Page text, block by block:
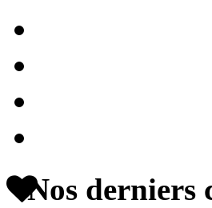
Nos derniers